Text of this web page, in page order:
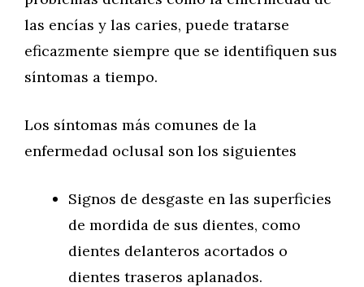
las encías y las caries, puede tratarse
eficazmente siempre que se identifiquen sus
síntomas a tiempo.
Los síntomas más comunes de la
enfermedad oclusal son los siguientes
Signos de desgaste en las superficies
de mordida de sus dientes, como
dientes delanteros acortados o
dientes traseros aplanados.